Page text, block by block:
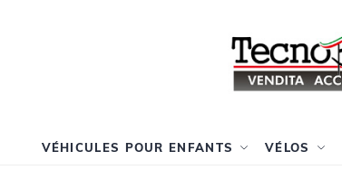
VÉHICULES POUR ENFANTS VÉLOS